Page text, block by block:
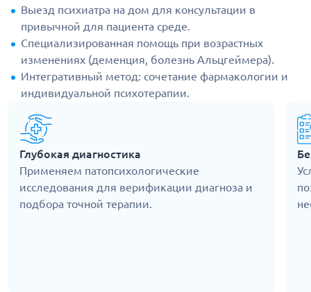
Выезд психиатра на дом для консультации в
привычной для пациента среде.
Специализированная помощь при возрастных
изменениях (деменция, болезнь Альцгеймера).
Интегративный метод: сочетание фармакологии и
индивидуальной психотерапии.
Глубокая диагностика
Применяем патопсихологические
исследования для верификации диагноза и
подбора точной терапии.